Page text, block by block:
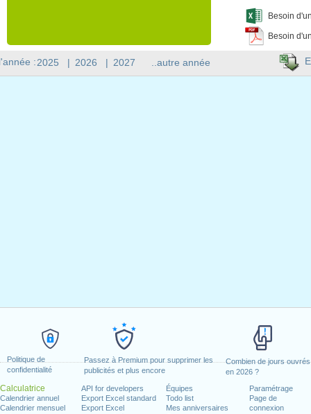
Politique de
confidentialité
Passez à Premium pour supprimer les
publicités et plus encore
Combien de jours ouvrés
en 2026 ?
Calculatrice
Calendrier annuel
Calendrier mensuel
API for developers
Export Excel standard
Export Excel
Équipes
Todo list
Mes anniversaires
Paramétrage
Page de
connexion
Besoin
Besoin
:2025 | 2026 | 2027 ..autre année